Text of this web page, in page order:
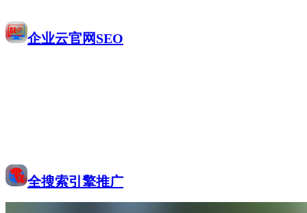
企业云官网SEO
全搜索引擎推广